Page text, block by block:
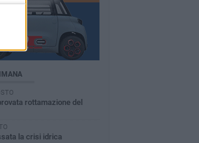
rottamazione del
la crisi idrica